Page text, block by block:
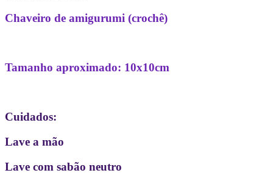
Chaveiro de amigurumi (crochê)
Tamanho aproximado: 10x10cm
Cuidados:
Lave a mão
Lave com sabão neutro